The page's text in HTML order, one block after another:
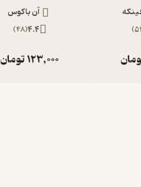
51
)
آن باکوس
4.4
(
48
)
123,000تومان